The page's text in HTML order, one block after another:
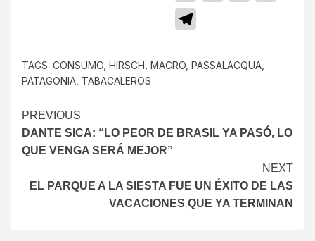
TAGS: CONSUMO HIRSCH MACRO PASSALACQUA
PATAGONIA TABACALEROS
PREVIOUS
DANTE SICA: “LO PEOR DE BRASIL YA PASÓ, LO
QUE VENGA SERÁ MEJOR”
NEXT
EL PARQUE A LA SIESTA FUE UN ÉXITO DE LAS
VACACIONES QUE YA TERMINAN